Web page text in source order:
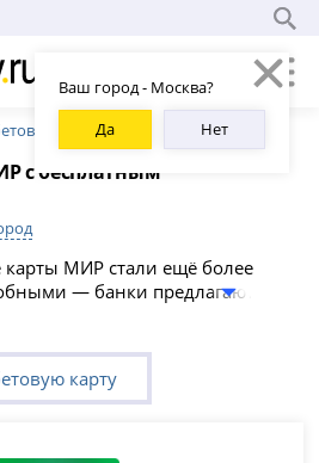
Ваш город - Москва?
Да
Нет
карты
с бесплатным
карты МИР стали ещё более
— банки предлагают
вкус и кошелёк. Есть
процентов на
Благодаря
найти карту под свои
траты, покупки в
карту